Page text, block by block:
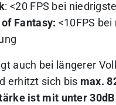
: <20 FPS bei
Fantasy: <10FPS
auch bei längerer
erhitzt sich bis max.
ist mit unter 30dB